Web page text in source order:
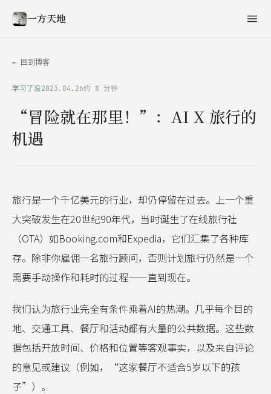
一方天地
← 回到博客
学习了没2023.04.26约 8 分钟
“冒险就在那里！”：AI X 旅行的
机遇
旅行是一个千亿美元的行业，却仍停留在过去。上一个重
大突破发生在20世纪90年代，当时诞生了在线旅行社
（OTA）如Booking.com和Expedia，它们汇集了各种库
存。除非你雇佣一名旅行顾问，否则计划旅行仍然是一个
需要手动操作和耗时的过程——直到现在。
我们认为旅行业完全有条件乘着AI的热潮。几乎每个目的
地、交通工具、餐厅和活动都有大量的公共数据。这些数
据包括开放时间、价格和位置等客观事实，以及来自评论
的意见或建议（例如，“这家餐厅不适合5岁以下的孩
子”）。